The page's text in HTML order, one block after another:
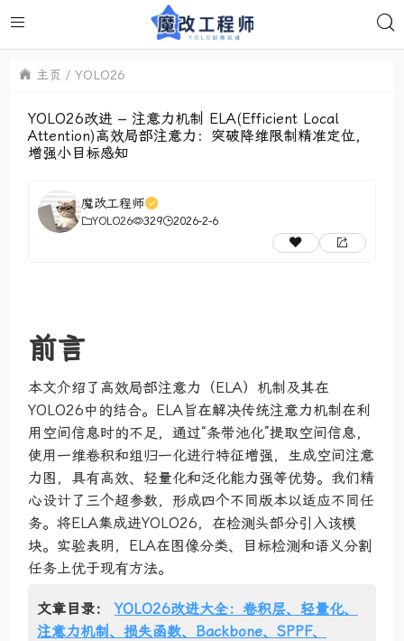
主页 YOLO26
YOLO26改进 – 注意力机制 ELA(Efficient Local
Attention)高效局部注意力：突破降维限制精准定位，
增强小目标感知
魔改工程师
YOLO26 329 2026-2-6
前言
本文介绍了高效局部注意力（ELA）机制及其在
YOLO26中的结合。ELA旨在解决传统注意力机制在利
用空间信息时的不足，通过“条带池化”提取空间信息，
使用一维卷积和组归一化进行特征增强，生成空间注意
力图，具有高效、轻量化和泛化能力强等优势。我们精
心设计了三个超参数，形成四个不同版本以适应不同任
务。将ELA集成进YOLO26，在检测头部分引入该模
块。实验表明，ELA在图像分类、目标检测和语义分割
任务上优于现有方法。
文章目录： YOLO26改进大全：卷积层、轻量化、
注意力机制、损失函数、Backbone、SPPF、